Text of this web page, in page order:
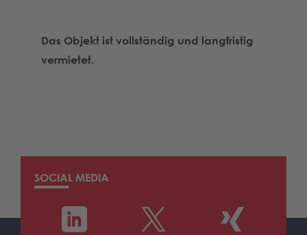
Das Objekt ist vollständig und langfristig
vermietet.
SOCIAL MEDIA